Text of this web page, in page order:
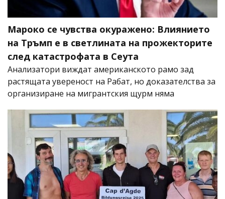
Мароко се чувства окуражено: Влиянието
на Тръмп е в светлината на прожекторите
след катастрофата в Сеута
Анализатори виждат американското рамо зад
растящата увереност на Рабат, но доказателства за
организиране на мигрантския щурм няма